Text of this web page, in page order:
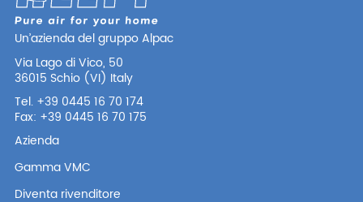
Un’azienda del gruppo Alpac
Via Lago di Vico, 50
36015 Schio (VI) Italy
Tel. +39 0445 16 70 174
Fax: +39 0445 16 70 175
Azienda
Gamma VMC
Diventa rivenditore